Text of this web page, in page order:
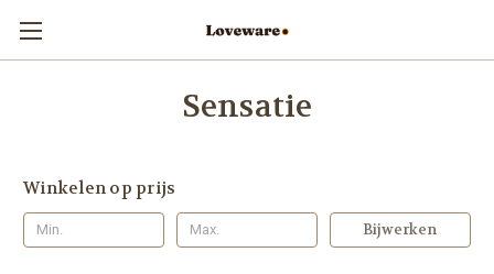
Sensatie
Winkelen op prijs
Bijwerken